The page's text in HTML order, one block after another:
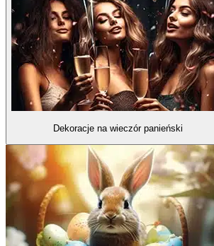
Dekoracje na wieczór panieński